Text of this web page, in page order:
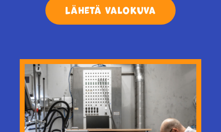
Lähetä valokuva